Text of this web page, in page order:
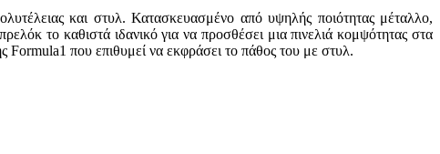
και στυλ. Κατασκευασμένο από υψηλής ποιότητας μέταλλο,
το καθιστά ιδανικό για να προσθέσει μια πινελιά κομψότητας στα
Formula1 που επιθυμεί να εκφράσει το πάθος του με στυλ.